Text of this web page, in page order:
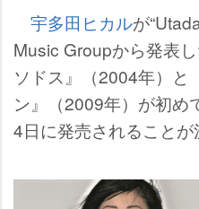
宇多田ヒカルが
Music Groupから発表
ソドス』（2004年）と
ン』（2009年）が初め
4日に発売されることが